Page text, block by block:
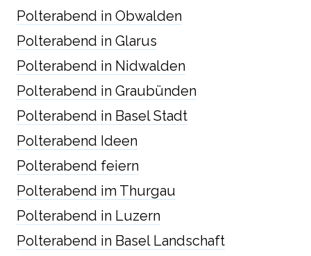
Polterabend in Obwalden
Polterabend in Glarus
Polterabend in Nidwalden
Polterabend in Graubünden
Polterabend in Basel Stadt
Polterabend Ideen
Polterabend feiern
Polterabend im Thurgau
Polterabend in Luzern
Polterabend in Basel Landschaft